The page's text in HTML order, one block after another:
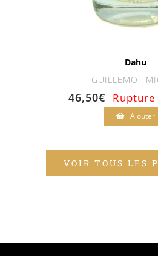
Dahu
GUILLEMOT
46,50€
Ajouter
VOIR TOUS LES